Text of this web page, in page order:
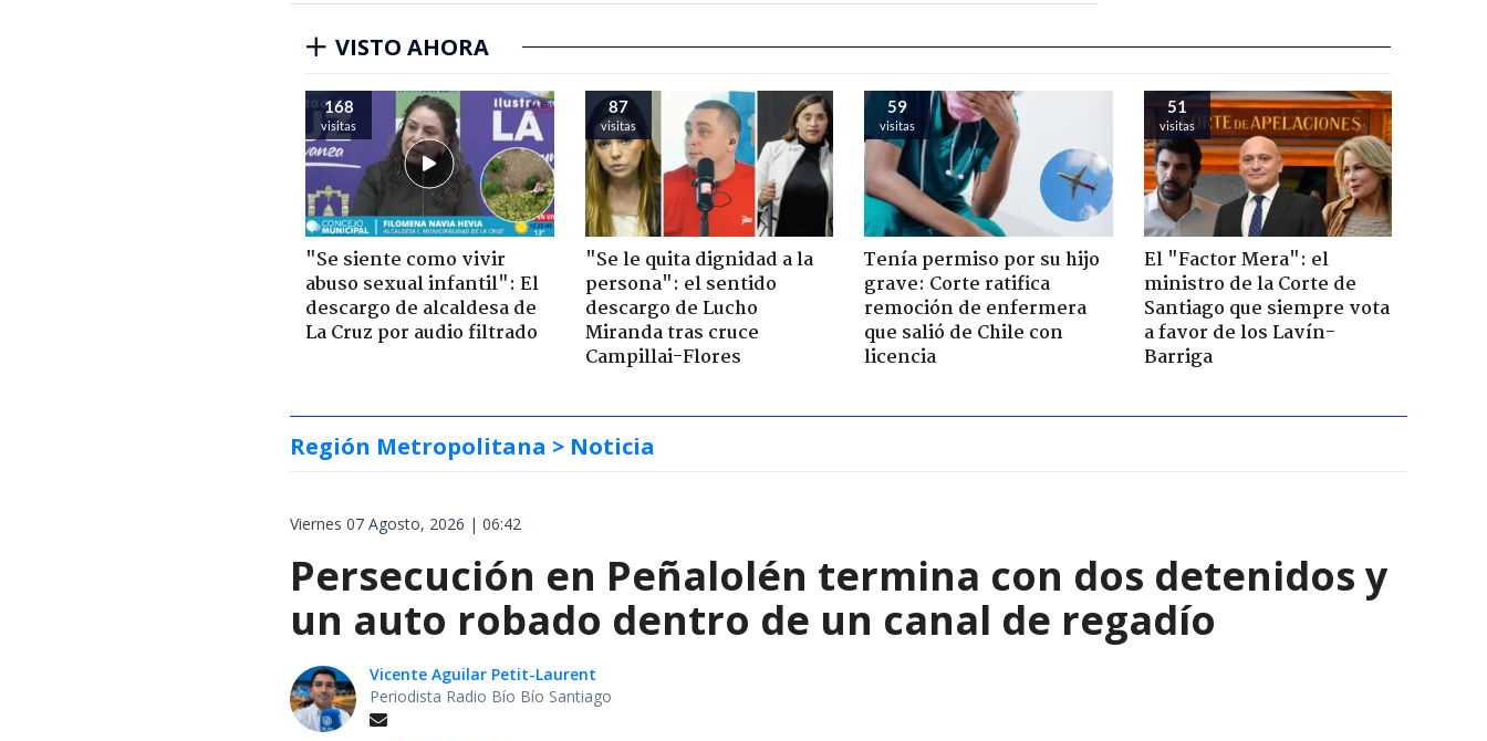
VISTO AHORA
168
visitas
"Se siente como vivir
abuso sexual infantil": El
descargo de alcaldesa de
La Cruz por audio filtrado
87
visitas
"Se le quita dignidad a la
persona": el sentido
descargo de Lucho
Miranda tras cruce
Campillai-Flores
59
visitas
Tenía permiso por su hijo
grave: Corte ratifica
remoción de enfermera
que salió de Chile con
licencia
51
visitas
El "Factor Mera": el
ministro de la Corte de
Santiago que siempre vota
a favor de los Lavín-
Barriga
Región Metropolitana > Noticia
Viernes 07 Agosto, 2026 | 06:42
Persecución en Peñalolén termina con dos detenidos y
un auto robado dentro de un canal de regadío
Vicente Aguilar Petit-Laurent
Periodista Radio Bío Bío Santiago